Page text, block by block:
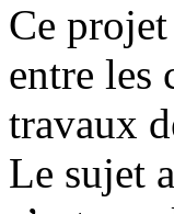
Ce
entre les
travaux
Le sujet